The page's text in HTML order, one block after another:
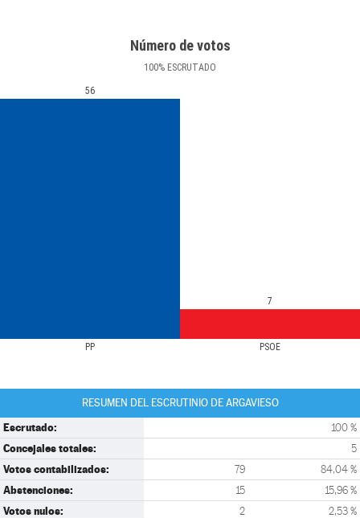
Número de votos
100% ESCRUTADO
PP PSOE
56
7
RESUMEN DEL ESCRUTINIO DE ARGAVIESO
Escrutado: 100 %
Concejales totales: 5
Votos contabilizados: 79 84,04 %
Abstenciones: 15 15,96 %
Votos nulos: 2 2,53 %